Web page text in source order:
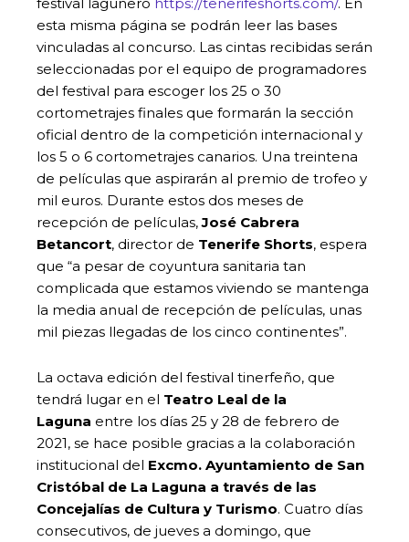
esta misma página se podrán leer las bases
vinculadas al concurso. Las cintas recibidas serán
seleccionadas por el equipo de programadores
del festival para escoger los 25 o 30
cortometrajes finales que formarán la sección
oficial dentro de la competición internacional y
los 5 o 6 cortometrajes canarios. Una treintena
de películas que aspirarán al premio de trofeo y
mil euros. Durante estos dos meses de
recepción de películas,José Cabrera
Betancort, director de Tenerife Shorts, espera
que “a pesar de coyuntura sanitaria tan
complicada que estamos viviendo se mantenga
la media anual de recepción de películas, unas
mil piezas llegadas de los cinco continentes”.
La octava edición del festival tinerfeño, que
tendrá lugar en el Teatro Leal de la
Laguna entre los días 25 y 28 de febrero de
2021, se hace posible gracias a la colaboración
institucional del Excmo. Ayuntamiento de San
Cristóbal de La Laguna a través de las
Concejalías de Cultura y Turismo. Cuatro días
consecutivos, de jueves a domingo, que